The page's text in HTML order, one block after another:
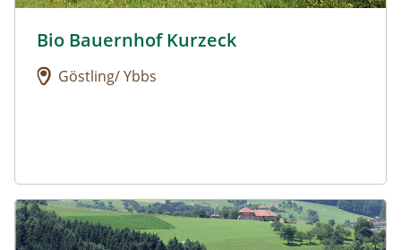
Urlaub am Bauernhof: Bio Bauernhof Kurzeck
Bio Bauernhof Kurzeck
Göstling/ Ybbs
Urlaub am Bauernhof: Dorferhof